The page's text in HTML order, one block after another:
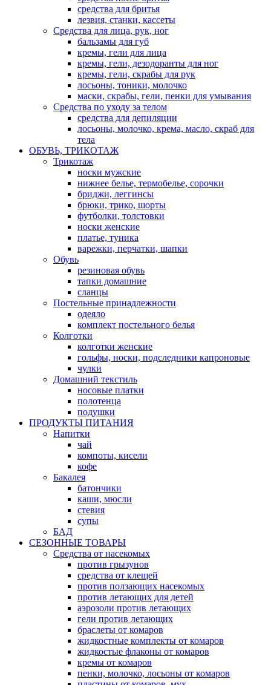
средства для бритья
лезвия, станки, кассеты
Средства для лица, рук, ног
бальзамы для губ
кремы, гели для лица
кремы, гели, дезодоранты для ног
кремы, гели, скрабы для рук
лосьоны, тоники, молочко
маски, скрабы, гели, пенки для умывания
Средства по уходу за телом
средства для депиляции
лосьоны, молочко, крема, масло, скраб для
тела
ОБУВЬ, ТРИКОТАЖ
Трикотаж
носки мужские
нижнее белье, термобелье, сорочки
бриджи, леггинсы
брюки, трико, шорты
футболки, толстовки
носки женские
платье, туника
варежки, перчатки, шапки
Обувь
резиновая обувь
тапки домашние
сланцы
Постельные принадлежности
одеяло
комплект постельного белья
Колготки
колготки женские
гольфы, носки, подследники капроновые
чулки
Домашний текстиль
носовые платки
полотенца
подушки
ПРОДУКТЫ ПИТАНИЯ
Напитки
чай
компоты, кисели
кофе
Бакалея
батончики
каши, мюсли
стевия
супы
БАД
СЕЗОННЫЕ ТОВАРЫ
Средства от насекомых
против грызунов
средства от клещей
против ползающих насекомых
против летающих для детей
аэрозоли против летающих
гели против летающих
браслеты от комаров
жидкостные комплекты от комаров
жидкостые флаконы от комаров
кремы от комаров
пенки, молочко, лосьоны от комаров